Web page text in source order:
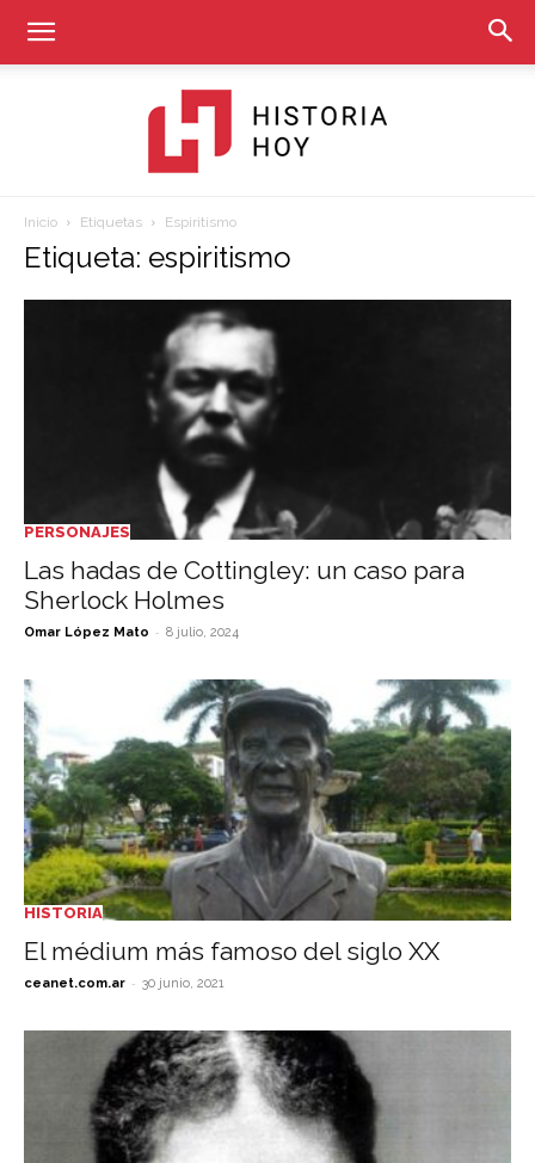
Hoy
Inicio Etiquetas Espiritismo
Etiqueta: espiritismo
PERSONAJES
Las hadas de Cottingley: un caso para
Sherlock Holmes
Omar López Mato - 8 julio, 2024
HISTORIA
El médium más famoso del siglo XX
ceanet.com.ar - 30 junio, 2021